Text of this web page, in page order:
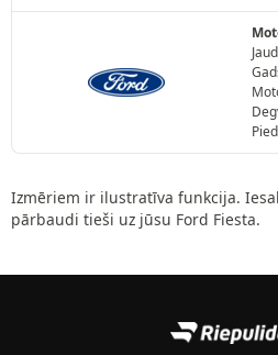
Izmēriem ir ilustratīva funkcija.
pārbaudi tieši uz jūsu Ford Fiesta.